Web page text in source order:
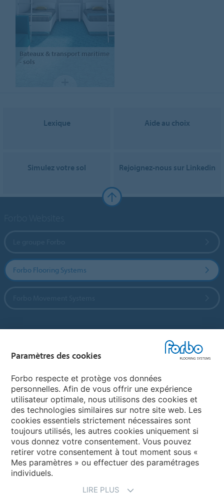
Bateaux & transport maritime
- sols
Lexique Aide au choix
Simulez votre sol Rejoignez-nous sur Linkedin
Forbo Flooring Systems
My Forbo
LEXIQUE
PLAN DU SITE
Paramètres des cookies
Forbo respecte et protège vos données
personnelles. Afin de vous offrir une expérience
utilisateur optimale, nous utilisons des cookies et
des technologies similaires sur notre site web. Les
cookies essentiels strictement nécessaires sont
toujours utilisés, les autres cookies uniquement si
vous donnez votre consentement. Vous pouvez
retirer votre consentement à tout moment sous «
Mes paramètres » ou effectuer des paramétrages
individuels.
LIRE PLUS